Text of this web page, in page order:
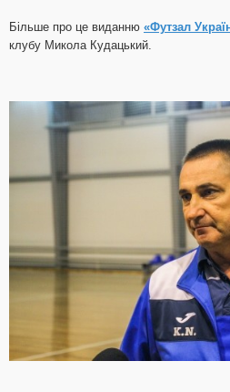
Більше про це виданню «Футзал
клубу Микола Кудацький.